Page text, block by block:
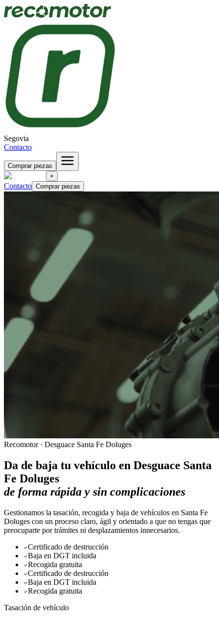
Segovia
Contacto
Comprar piezas
×
Contacto Comprar piezas
Recomotor · Desguace Santa Fe Doluges
Da de baja tu vehículo en Desguace Santa
Fe Doluges
de forma rápida y sin complicaciones
Gestionamos la tasación, recogida y baja de vehículos en Santa Fe
Doluges con un proceso claro, ágil y orientado a que no tengas que
preocuparte por trámites ni desplazamientos innecesarios.
Certificado de destrucción
Baja en DGT incluida
Recogida gratuita
Certificado de destrucción
Baja en DGT incluida
Recogida gratuita
Tasación de vehículo